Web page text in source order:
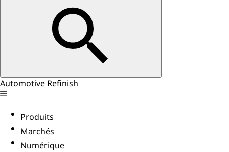
Automotive Refinish
Produits
Marchés
Numérique